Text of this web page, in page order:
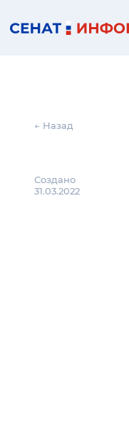
← Назад
Создано
31.03.2022